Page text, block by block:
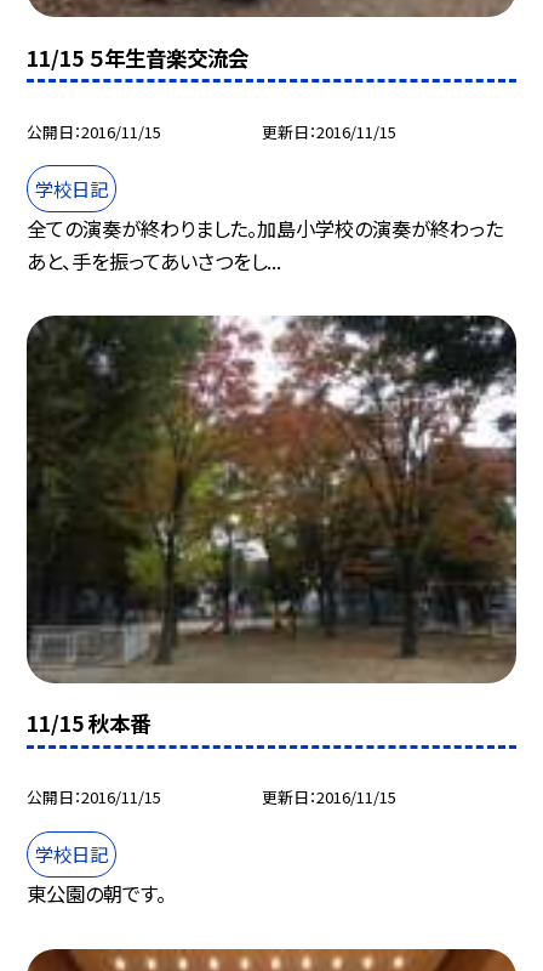
11/15 ５年生音楽交流会
公開日 2016/11/15 更新日 2016/11/15
学校日記
全ての演奏が終わりました。加島小学校の演奏が終わった
あと、手を振ってあいさつをし...
11/15 秋本番
公開日 2016/11/15 更新日 2016/11/15
学校日記
東公園の朝です。